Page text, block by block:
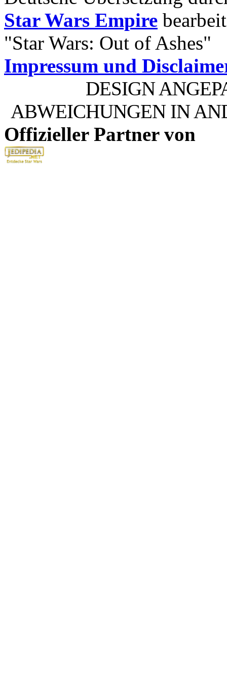
Star Wars Empire
"Star Wars: Out of Ashes"
Impressum und
DESIGN
ABWEICHUNGEN IN
Offizieller Partner von